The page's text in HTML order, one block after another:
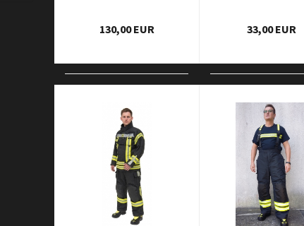
130,00 EUR 33,00 EUR